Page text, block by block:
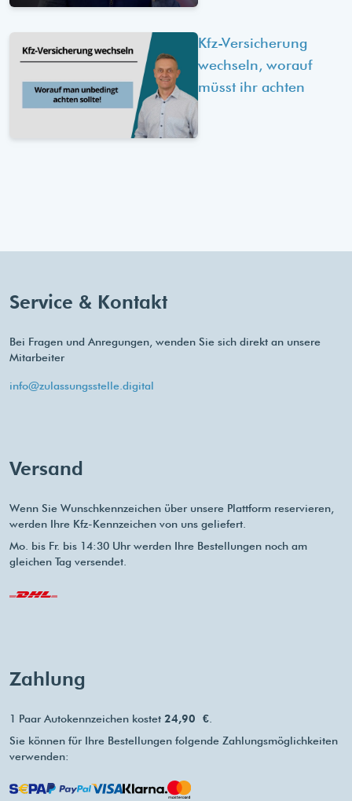
Kfz-Versicherung
wechseln, worauf
müsst ihr achten
Service & Kontakt
Bei Fragen und Anregungen, wenden Sie sich direkt an unsere
Mitarbeiter
info@zulassungsstelle.digital
Versand
Wenn Sie Wunschkennzeichen über unsere Plattform reservieren,
werden Ihre Kfz-Kennzeichen von uns geliefert.
Mo. bis Fr. bis 14:30 Uhr werden Ihre Bestellungen noch am
gleichen Tag versendet.
Zahlung
1 Paar Autokennzeichen kostet 24,90 €
Sie können für Ihre Bestellungen folgende Zahlungsmöglichkeiten
verwenden: